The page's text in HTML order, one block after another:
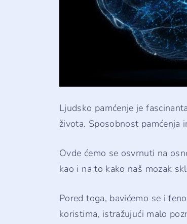
Ljudsko pamćenje je
života. Sposobnost pamćenja
Ovde ćemo se osvrnuti na
kao i na to kako naš mozak
Pored toga, bavićemo se i
koristima, istražujući malo